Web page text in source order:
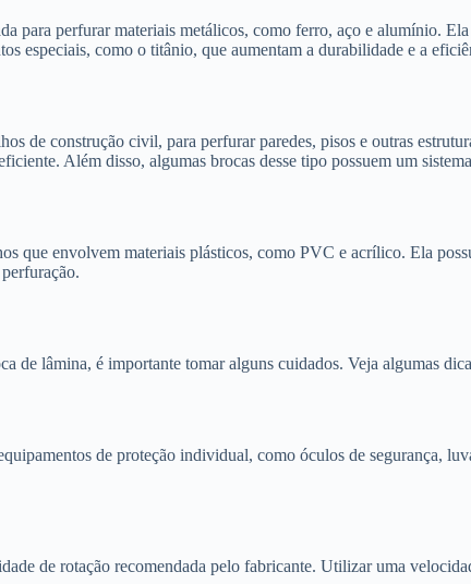
para perfurar materiais metálicos, como ferro, aço e alumínio.
especiais, como o titânio, que aumentam a durabilidade e a
de construção civil, para perfurar paredes, pisos e outras
Além disso, algumas brocas desse tipo possuem um
que envolvem materiais plásticos, como PVC e acrílico. Ela
de lâmina, é importante tomar alguns cuidados. Veja algumas
de proteção individual, como óculos de segurança,
de rotação recomendada pelo fabricante. Utilizar uma